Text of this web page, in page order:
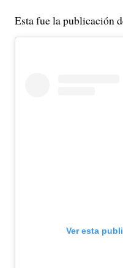
Esta fue la publicación
Ver esta